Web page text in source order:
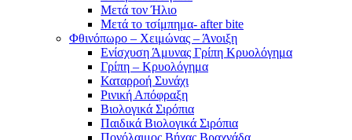
Μετά τον Ήλιο
Μετά το τσίμπημα- after bite
Φθινόπωρο – Χειμώνας – Άνοιξη
Ενίσχυση Άμυνας Γρίπη Κρυολόγημα
Γρίπη – Κρυολόγημα
Καταρροή Συνάχι
Ρινική Απόφραξη
Βιολογικά Σιρόπια
Παιδικά Βιολογικά Σιρόπια